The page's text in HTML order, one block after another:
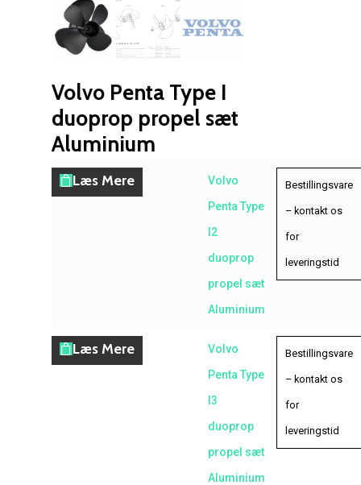
Volvo Penta Type I
duoprop propel sæt
Aluminium
Læs Mere
Volvo
Penta Type
I2
duoprop
propel sæt
Aluminium
Bestillingsvare
– kontakt os
for
leveringstid
Læs Mere
Volvo
Penta Type
I3
duoprop
propel sæt
Aluminium
Bestillingsvare
– kontakt os
for
leveringstid